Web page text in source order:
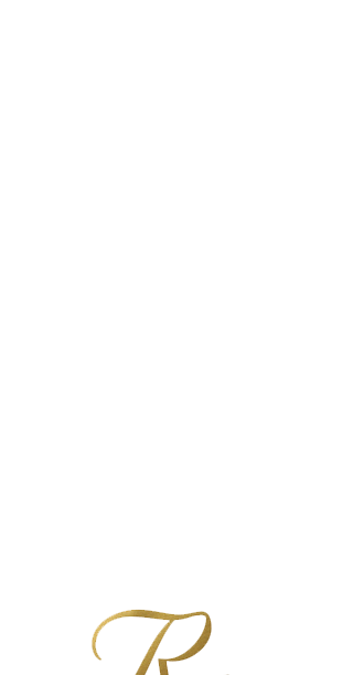
CHAMPAGNE-ET-